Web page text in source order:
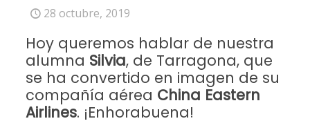
28 octubre, 2019
Hoy queremos hablar de nuestra
alumna Silvia, de Tarragona, que
se ha convertido en imagen de su
compañía aérea China Eastern
Airlines. ¡Enhorabuena!